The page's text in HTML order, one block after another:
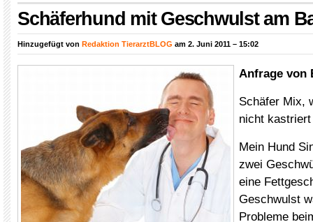
Schäferhund mit Geschwulst am
Hinzugefügt von Redaktion TierarztBLOG am 2. Juni 2011 – 15:02
Anfrage von
Schäfer Mix,
nicht kastriert
Mein Hund
zwei
eine
Geschwulst
Probleme